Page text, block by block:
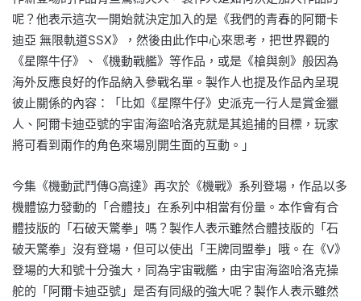
呢？他表示這次一開始就決定加入的是《我們的青春的阿爾卡
迪亞 無限軌道SSX》，然後由此作中心來思考，把世界觀的
《星際牛仔》、《機動戰艦》等作品，或是《槍與劍》般因為
海外反應良好的作品納入參戰名單。製作人也提及作品內呈現
彼止關係的內容：「比如《星際牛仔》史派克一行人是賞金獵
人、阿爾卡迪亞號的宇宙海盜哈洛克就是其追捕的目標，玩家
將可看到兩作的角色來場別開生面的互動。」
今集《機動武鬥傳G高達》再次於《機戰》系列登場，作品以多
機體協力發動的「合體技」在系列中相當有份量。本作會有合
體技版的「石破天驚拳」嗎？製作人表示雖然合體技版的「石
破天驚拳」沒有登場，但可以使出「王牌同盟拳」哦。 在 《V》
登場的大和號十分強大，同為宇宙戰艦，由宇宙海盜哈洛克操
舵的「阿爾卡迪亞號」是否有同級的強大呢？製作人表示雖然